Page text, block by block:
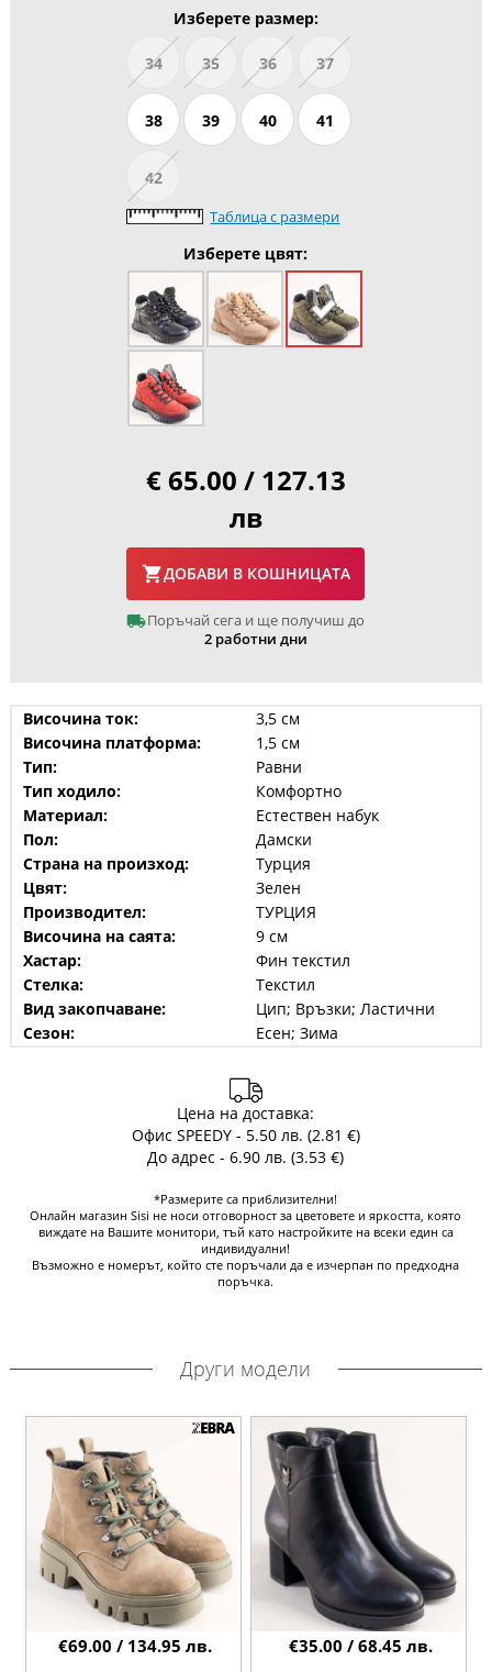
Изберете размер:
34 35 36 37
38 39 40 41
42
Таблица с размери
Изберете цвят:
€ 65.00 / 127.13
лв
ДОБАВИ В КОШНИЦАТА
Поръчай сега и ще получиш до
2 работни дни
Височина ток:
3,5 см
Височина платформа:
1,5 см
Тип:
Равни
Тип ходило:
Комфортно
Материал:
Естествен набук
Пол:
Дамски
Страна на произход:
Турция
Цвят:
Зелен
Производител:
ТУРЦИЯ
Височина на саята:
9 см
Хастар:
Фин текстил
Стелка:
Текстил
Вид закопчаване:
Цип; Връзки; Ластични
Сезон:
Есен; Зима
Цена на доставка:
Офис SPEEDY - 5.50 лв. (2.81 €)
До адрес - 6.90 лв. (3.53 €)
*Размерите са приблизителни!
Онлайн магазин Sisi не носи отговорност за цветовете и яркостта, която
виждате на Вашите монитори, тъй като настройките на всеки един са
индивидуални!
Възможно е номерът, който сте поръчали да е изчерпан по предходна
поръчка.
Други модели
€69.00 / 134.95 лв. €35.00 / 68.45 лв.